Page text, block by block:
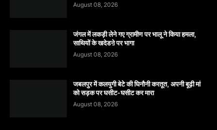
August 08, 2026
जंगल में लकड़ी लेने गए ग्रामीण पर भालू ने किया हमला,
साथियों के खदेडऩे पर भागा
August 08, 2026
जबलपुर में कलयुगी बेटे की घिनौनी करतूत, अपनी बूढ़ी मां
को सड़क पर घसीट-घसीट कर मारा
August 08, 2026